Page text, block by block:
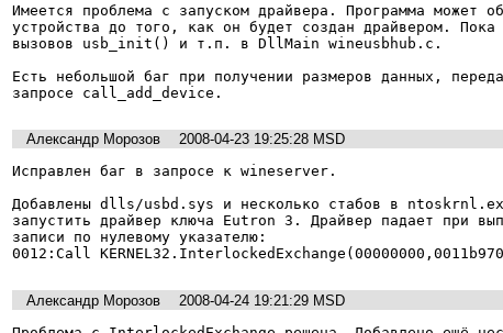
Имеется проблема с запуском драйвера. Программа может
устройства до того, как он будет создан драйвером. Пока
вызовов usb_init() и т.п. в DllMain wineusbhub.c.
Есть небольшой баг при получении размеров данных,
Александр Морозов
2008-04-23 19:25:28 MSD
Исправлен баг в запросе к wineserver.
Добавлены dlls/usbd.sys и несколько стабов в
запустить драйвер ключа Eutron 3. Драйвер падает при
записи по нулевому указателю:
Александр Морозов
2008-04-24 19:21:29 MSD